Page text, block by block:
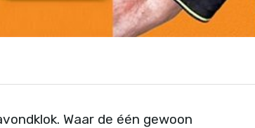
Waar de één gewoon